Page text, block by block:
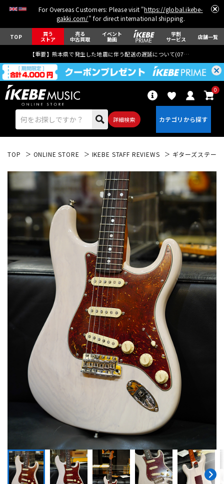
For Overseas Customers: Please visit "https://global.ikebe-
gakki.com/" for direct international shipping.
TOP 買う
ストア
売る
中古買取
イベント
動画
学割
サービス 店舗一覧
【重要】熊本県で発生した地震に伴う配送の遅延について(07月29日
詳細検索
0
エレキギター アコギ/エレアコ
ベース ウクレレ
ドラム パーカッション
キーボード 電子ピアノ
その他楽器
エフェクター
DJ機器
DTM オンライン納品 レコーディング機器
TOP ONLINE STORE IKEBE STAFF REVIEWS ギターズステー